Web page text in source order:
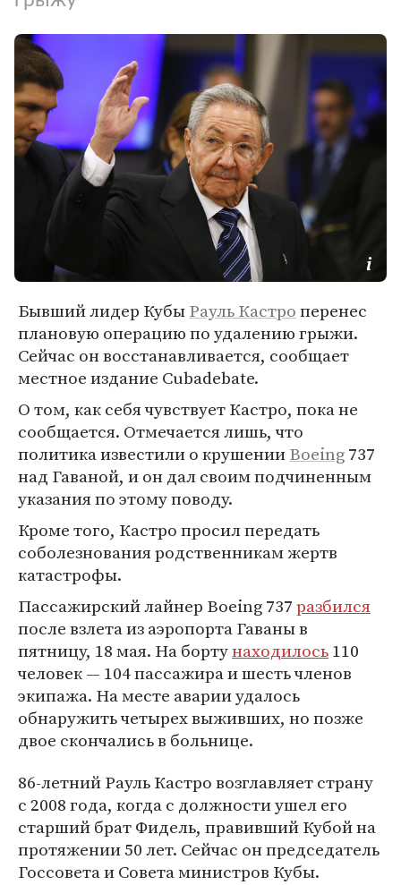
Бывший лидер КубыРауль Кастроперенес
плановую операцию по удалению грыжи.
Сейчас он восстанавливается, сообщает
местное издание Cubadebate.
О том, как себя чувствует Кастро, пока не
сообщается. Отмечается лишь, что
политика известили о крушенииBoeing737
над Гаваной, и он дал своим подчиненным
указания по этому поводу.
Кроме того, Кастро просил передать
соболезнования родственникам жертв
катастрофы.
Пассажирский лайнер Boeing 737разбился
после взлета из аэропорта Гаваны в
пятницу, 18 мая. На бортунаходилось110
человек — 104 пассажира и шесть членов
экипажа. На месте аварии удалось
обнаружить четырех выживших, но позже
двое скончались в больнице.
86-летний Рауль Кастро возглавляет страну
с 2008 года, когда с должности ушел его
старший брат Фидель, правивший Кубой на
протяжении 50 лет. Сейчас он председатель
Госсовета и Совета министров Кубы.